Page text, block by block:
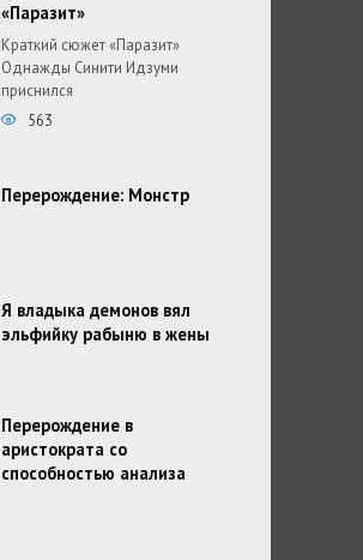
«Паразит»
Краткий сюжет «Паразит»
Однажды Синити Идзуми
приснился
563
Перерождение: Монстр
Я владыка демонов вял
эльфийку рабыню в жены
Перерождение в
аристократа со
способностью анализа